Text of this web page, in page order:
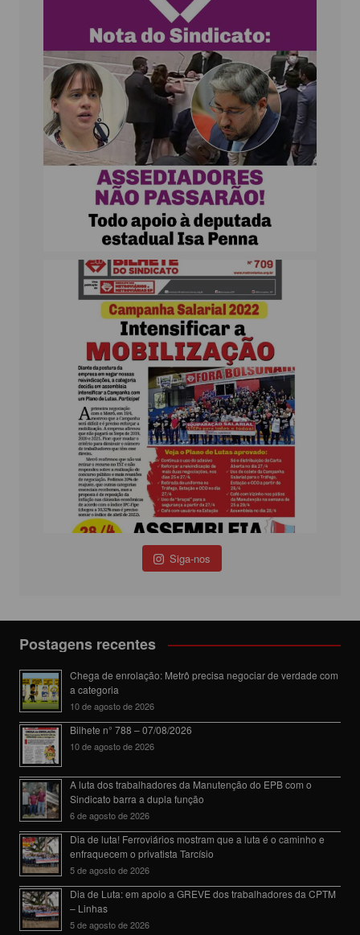
Siga-nos
Postagens recentes
Chega de enrolação: Metrô precisa negociar de verdade com
a categoria
10 de agosto de 2026
Bilhete n° 788 – 07/08/2026
10 de agosto de 2026
A luta dos trabalhadores da Manutenção do EPB com o
Sindicato barra a dupla função
6 de agosto de 2026
Dia de luta! Ferroviários mostram que a luta é o caminho e
enfraquecem o privatista Tarcísio
5 de agosto de 2026
Dia de Luta: em apoio a GREVE dos trabalhadores da CPTM
– Linhas
5 de agosto de 2026